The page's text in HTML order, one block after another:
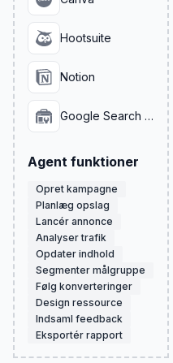
Hootsuite
Notion
Google Search Console
Agent funktioner
Opret kampagne
Planlæg opslag
Lancér annonce
Analyser trafik
Opdater indhold
Segmenter målgruppe
Følg konverteringer
Design ressource
Indsaml feedback
Eksportér rapport